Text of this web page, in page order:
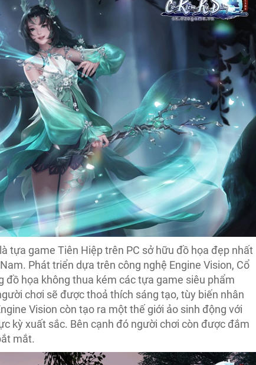
tựa game Tiên Hiệp trên PC sở hữu đồ họa đẹp nhất
Phát triển dựa trên công nghệ Engine Vision, Cổ
đồ họa không thua kém các tựa game siêu phẩm
chơi sẽ được thoả thích sáng tạo, tùy biến nhân
Vision còn tạo ra một thế giới ảo sinh động với
kỳ xuất sắc. Bên cạnh đó người chơi còn được đắm
mắt.